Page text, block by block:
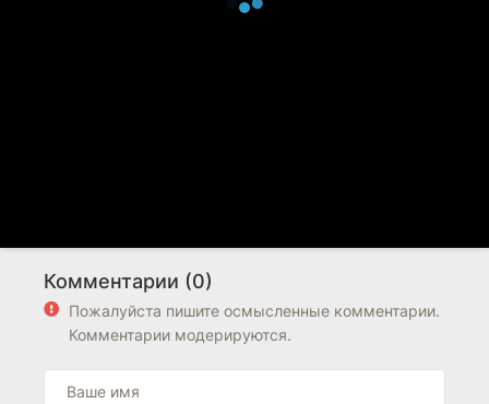
Комментарии (0)
Пожалуйста пишите осмысленные комментарии.
Комментарии модерируются.